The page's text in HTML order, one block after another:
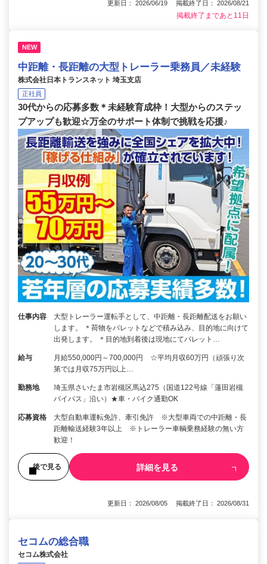
更新日： 2026/06/19 掲載終了日： 2026/08/21
掲載終了まであと11日
NEW
中距離・長距離の大型トレーラー乗務員／未経験
株式会社日本トランスネット 埼玉支店
正社員
30代からの応募多数＊未経験育成枠！大型からのステッ
プアップも歓迎☆万全のサポート体制で挑戦を応援♪
仕事内容
大型トレーラー運転手として、中距離・長距離配送をお願い
します。 ＊荷物をパレットなどで積み込み、目的地に向けて
出発します。 ＊目的地到着後は現地にてパレット…
給与
月給550,000円～700,000円 ☆平均月収60万円（頑張り次
第では月収75万円以上…
勤務地
埼玉県さいたま市岩槻区馬込275（国道122号線「蓮田岩槻
バイパス」沿い）★車・バイク通勤OK
応募資格
大型自動車運転免許、牽引免許 ※大型車両での中距離・長
距離輸送経験3年以上 ※トレーラー車輌乗務経験の無い方
歓迎！
後で見る 詳細を見る
更新日： 2026/08/05 掲載終了日： 2026/08/31
セコムの総合職
セコム株式会社